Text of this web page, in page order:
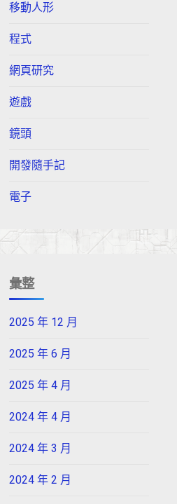
移動人形
程式
網頁研究
遊戲
鏡頭
開發隨手記
電子
彙整
2025 年 12 月
2025 年 6 月
2025 年 4 月
2024 年 4 月
2024 年 3 月
2024 年 2 月